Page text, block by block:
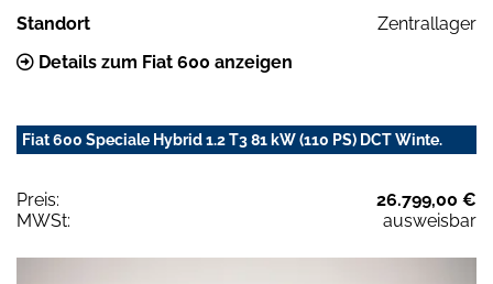
Standort
Zentrallager
Details zum Fiat 600 anzeigen
Fiat 600 Speciale Hybrid 1.2 T3 81 kW (110 PS) DCT Winte.
Preis:
26.799,00 €
MWSt:
ausweisbar